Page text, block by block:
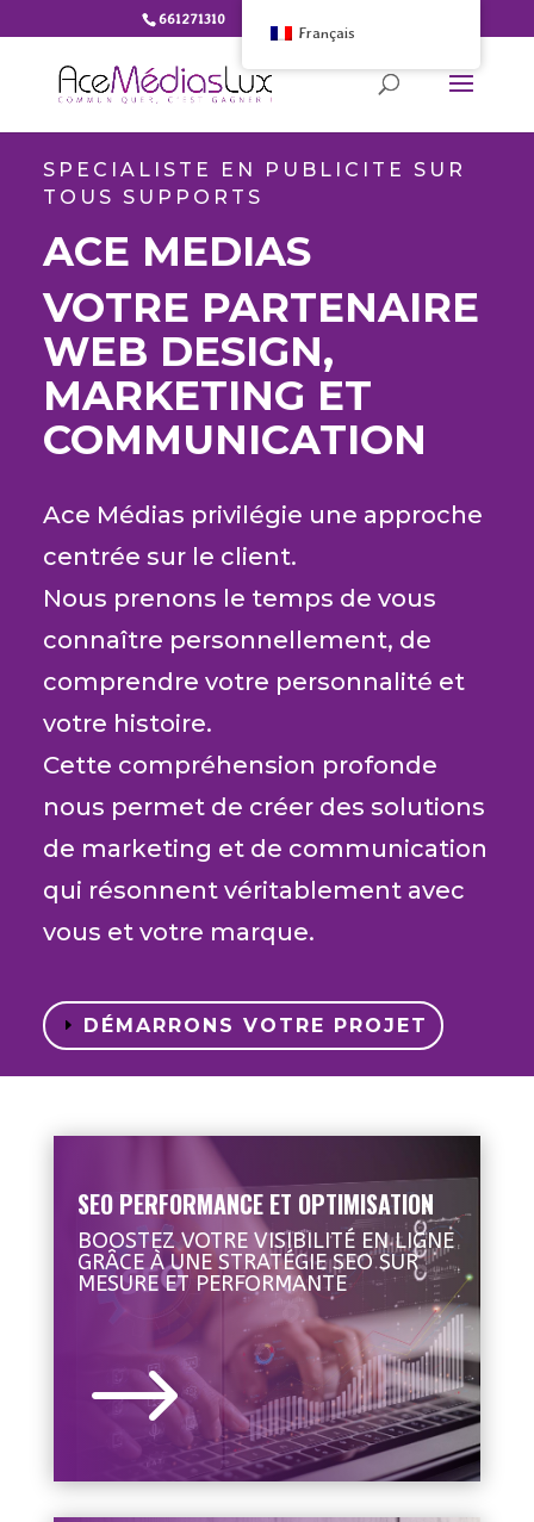
661271310
SPECIALISTE EN PUBLICITE SUR
TOUS SUPPORTS
ACE MEDIAS
VOTRE PARTENAIRE
WEB DESIGN,
MARKETING ET
COMMUNICATION
Ace Médias privilégie une approche
centrée sur le client.
Nous prenons le temps de vous
connaître personnellement, de
comprendre votre personnalité et
votre histoire.
Cette compréhension profonde
nous permet de créer des solutions
de marketing et de communication
qui résonnent véritablement avec
vous et votre marque.
DÉMARRONS VOTRE PROJET
SEO PERFORMANCE ET OPTIMISATION
BOOSTEZ VOTRE VISIBILITÉ EN LIGNE
GRÂCE À UNE STRATÉGIE SEO SUR
MESURE ET PERFORMANTE
$
Français